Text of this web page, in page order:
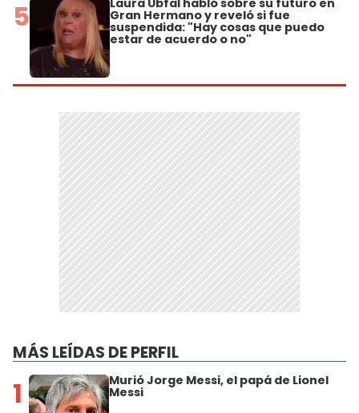
5 Laura Ubfal habló sobre su futuro en
Gran Hermano y reveló si fue
suspendida: "Hay cosas que puedo
estar de acuerdo o no"
MÁS LEÍDAS DE PERFIL
1 Murió Jorge Messi, el papá de Lionel
Messi